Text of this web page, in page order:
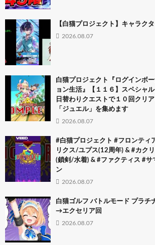
【白猫プロジェクト】キャラク
2026.08.07
白猫プロジェクト『ログインボ
ョン生活』【１１６】スペシャ
日替わりクエストで１０回クリ
「ジュエル」を集めます
2026.08.07
#白猫プロジェクト #フロンティ
リクス/ユプス(12周年) & #カク
(鎖剣/水着) & #ファクティス #サ
ン
2026.08.07
白猫ゴルフ バトルモード プラチ
→エクセリア回
2026.08.07